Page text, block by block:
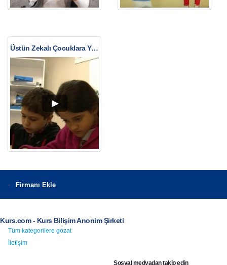
Üstün Zekalı Çocuklara Yönelik Eğitim Metotları Nelerdir?
Firmanı Ekle
Kurs.com - Kurs Bilişim Anonim Şirketi
Tüm kategorilere gözat
İletişim
Sosyal medyadan takip edin